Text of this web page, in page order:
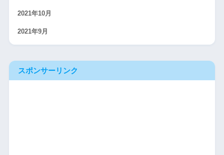
2021年10月
2021年9月
スポンサーリンク